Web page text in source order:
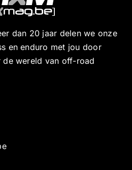
dan 20 jaar delen we onze
en enduro met jou door
de wereld van off-road